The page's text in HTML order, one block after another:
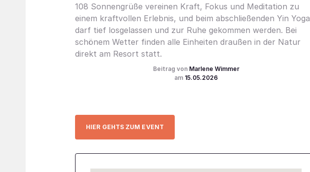
108 Sonnengrüße vereinen Kraft, Fokus und Meditation zu
einem kraftvollen Erlebnis, und beim abschließenden Yin Yoga
darf tief losgelassen und zur Ruhe gekommen werden. Bei
schönem Wetter finden alle Einheiten draußen in der Natur
direkt am Resort statt.
Marlene Wimmer
15.05.2026
HIER GEHTS ZUM EVENT